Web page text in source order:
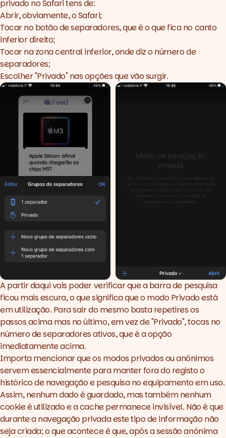
privado no Safari tens de:
Abrir, obviamente, o Safari;
Tocar no botão de separadores, que é o que fica no canto
inferior direito;
Tocar na zona central inferior, onde diz o número de
separadores;
Escolher "Privado" nas opções que vão surgir.
A partir daqui vais poder verificar que a barra de pesquisa
ficou mais escura, o que significa que o modo Privado está
em utilização. Para sair do mesmo basta repetires os
passos acima mas no último, em vez de "Privado", tocas no
número de separadores ativos, que é a opção
imediatamente acima.
Importa mencionar que os modos privados ou anónimos
servem essencialmente para manter fora do registo o
histórico de navegação e pesquisa no equipamento em uso.
Assim, nenhum dado é guardado, mas também nenhum
cookie é utilizado e a cache permanece invisível. Não é que
durante a navegação privada este tipo de informação não
seja criada; o que acontece é que, após a sessão anónima